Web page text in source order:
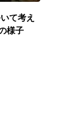
て考え
様子